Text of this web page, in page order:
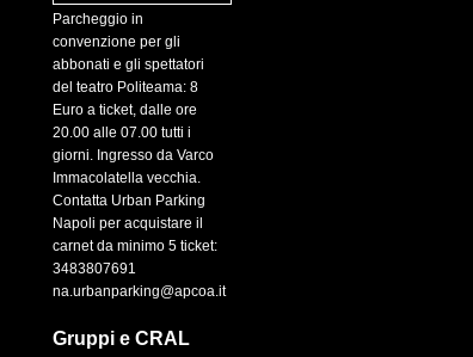
Parcheggio in
convenzione per gli
abbonati e gli spettatori
del teatro Politeama: 8
Euro a ticket, dalle ore
20.00 alle 07.00 tutti i
giorni. Ingresso da Varco
Immacolatella vecchia.
Contatta Urban Parking
Napoli per acquistare il
carnet da minimo 5 ticket:
3483807691
na.urbanparking@apcoa.it
Gruppi e CRAL